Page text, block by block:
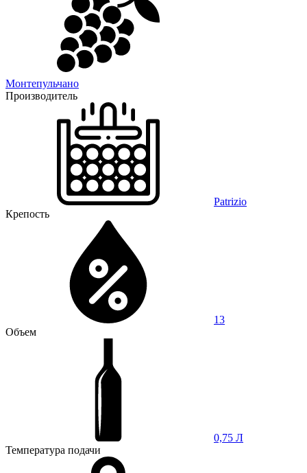
Монтепульчано
Производитель
Patrizio
Крепость
13
Объем
0,75 Л
Температура подачи